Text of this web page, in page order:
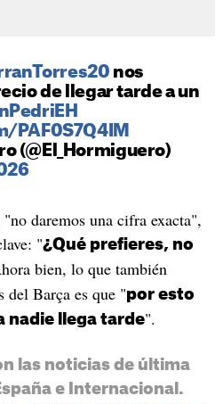
nos
de llegar tarde a un
PAF0S7Q4IM
(@El_Hormiguero)
daremos una cifra exacta",
"¿Qué prefieres, no
bien, lo que también
del Barça es que "por esto
nadie llega tarde".
las noticias de última
e Internacional.